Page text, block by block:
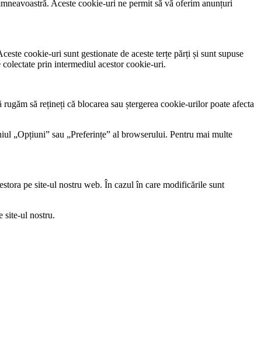
Aceste cookie-uri ne permit să vă oferim anunțuri
cookie-uri sunt gestionate de aceste terțe părți și sunt supuse
prin intermediul acestor cookie-uri.
să rețineți că blocarea sau ștergerea cookie-urilor poate afecta
„Opțiuni” sau „Preferințe” al browserului. Pentru mai multe
pe site-ul nostru web. În cazul în care modificările sunt
site-ul nostru.